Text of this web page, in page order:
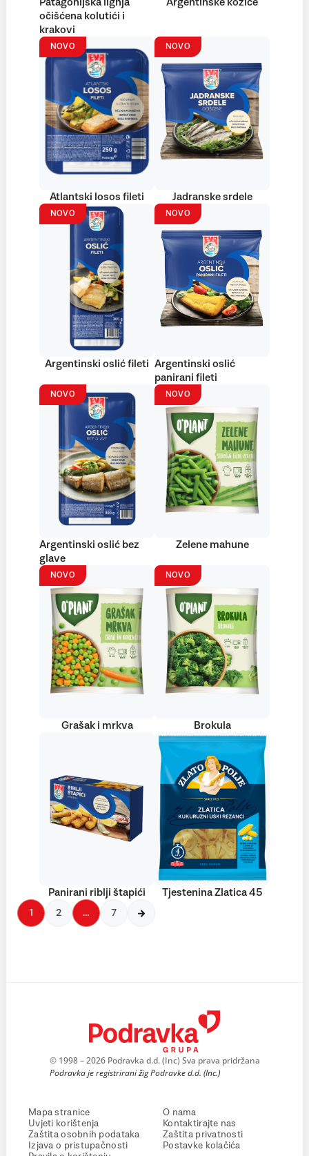
očišćena kolutići i
krakovi
NOVO
Atlantski losos fileti
NOVO
Jadranske srdele
NOVO
Argentinski oslić fileti
NOVO
Argentinski oslić
panirani fileti
NOVO
Argentinski oslić bez
glave
NOVO
Zelene mahune
NOVO
Grašak i mrkva
NOVO
Brokula
Panirani riblji štapići Tjestenina Zlatica 45
1 2 … 7
© 1998 – 2026 Podravka d.d. (Inc) Sva prava pridržana
Podravka je registrirani žig Podravke d.d. (Inc.)
Mapa stranice
Uvjeti korištenja
Zaštita osobnih podataka
Izjava o pristupačnosti
O nama
Kontaktirajte nas
Zaštita privatnosti
Postavke kolačića